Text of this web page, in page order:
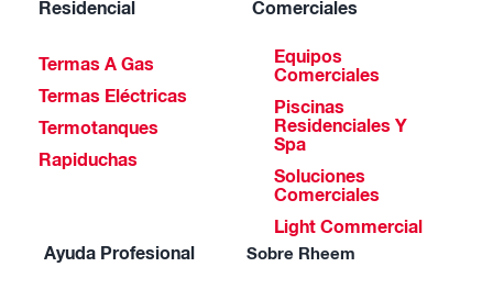
Residencial
Termas A Gas
Termas Eléctricas
Termotanques
Rapiduchas
Comerciales
Equipos
Comerciales
Piscinas
Residenciales Y
Spa
Soluciones
Comerciales
Light Commercial
Ayuda Profesional
Sobre Rheem